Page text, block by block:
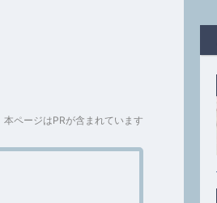
本ページはPRが含まれています